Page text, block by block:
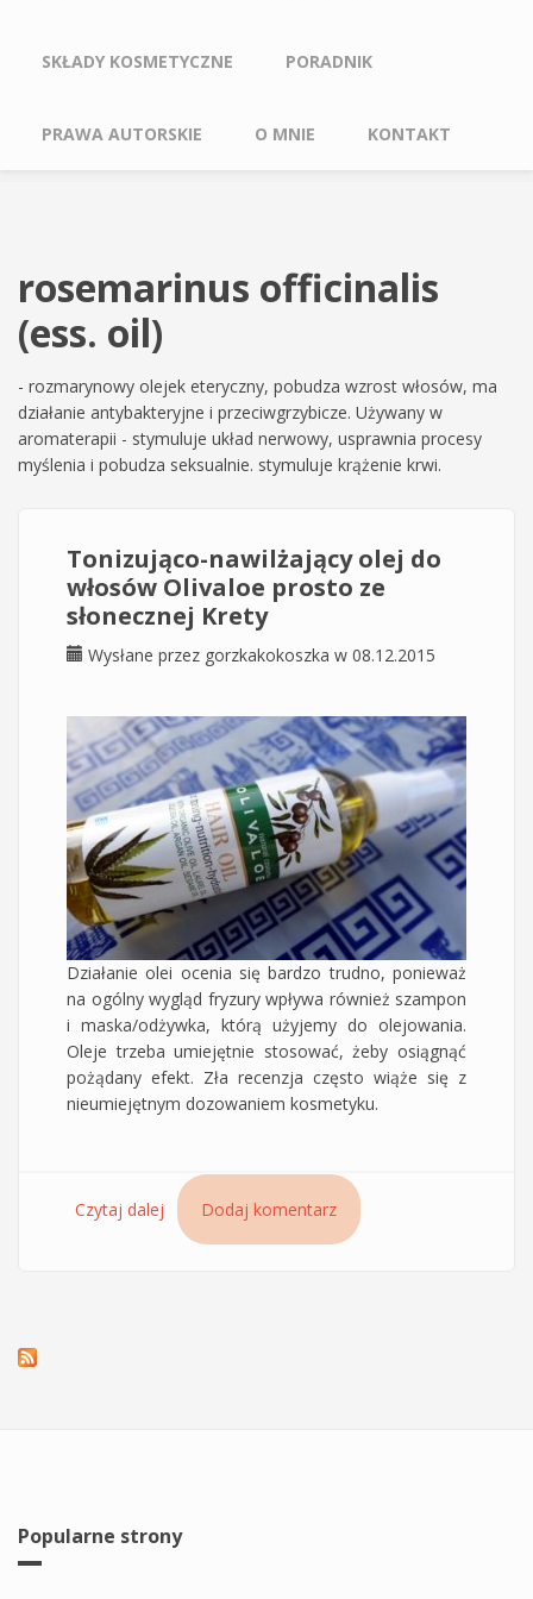
SKŁADY KOSMETYCZNE PORADNIK
PRAWA AUTORSKIE O MNIE KONTAKT
rosemarinus officinalis
(ess. oil)
- rozmarynowy olejek eteryczny, pobudza wzrost włosów, ma
działanie antybakteryjne i przeciwgrzybicze. Używany w
aromaterapii - stymuluje układ nerwowy, usprawnia procesy
myślenia i pobudza seksualnie. stymuluje krążenie krwi.
Tonizująco-nawilżający olej do
włosów Olivaloe prosto ze
słonecznej Krety
Wysłane przez gorzkakokoszka w 08.12.2015
Działanie olei ocenia się bardzo trudno, ponieważ
na ogólny wygląd fryzury wpływa również szampon
i maska/odżywka, którą użyjemy do olejowania.
Oleje trzeba umiejętnie stosować, żeby osiągnąć
pożądany efekt. Zła recenzja często wiąże się z
nieumiejętnym dozowaniem kosmetyku.
Czytaj dalej wpis Tonizująco-nawilżający olej do włosów
Olivaloe prosto ze słonecznej Krety
Dodaj komentarz
Popularne strony